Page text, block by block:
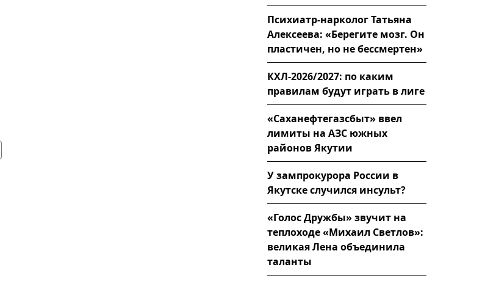
Психиатр-нарколог Татьяна
Алексеева: «Берегите мозг. Он
пластичен, но не бессмертен»
КХЛ-2026/2027: по каким
правилам будут играть в лиге
«Саханефтегазсбыт» ввел
лимиты на АЗС южных
районов Якутии
У зампрокурора России в
Якутске случился инсульт?
«Голос Дружбы» звучит на
теплоходе «Михаил Светлов»:
великая Лена объединила
таланты